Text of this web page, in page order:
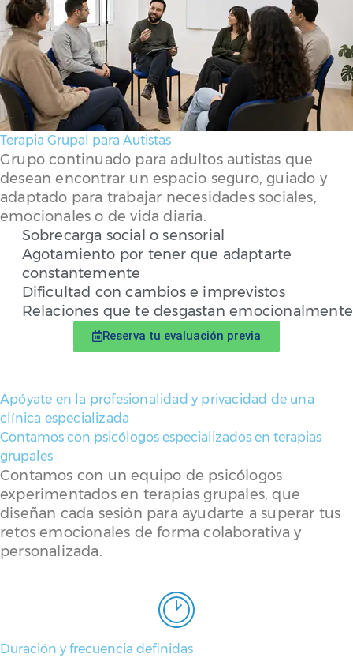
Terapia Grupal para Autistas
Grupo continuado para adultos autistas que
desean encontrar un espacio seguro, guiado y
adaptado para trabajar necesidades sociales,
emocionales o de vida diaria.
Sobrecarga social o sensorial
Agotamiento por tener que adaptarte
constantemente
Dificultad con cambios e imprevistos
Relaciones que te desgastan emocionalmente
Reserva tu evaluación previa
Apóyate en la profesionalidad y privacidad de una
clínica especializada
Contamos con psicólogos especializados en terapias
grupales
Contamos con un equipo de psicólogos
experimentados en terapias grupales, que
diseñan cada sesión para ayudarte a superar tus
retos emocionales de forma colaborativa y
personalizada.
Duración y frecuencia definidas